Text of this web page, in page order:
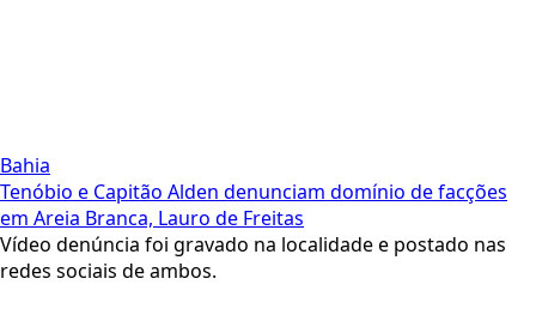
Bahia
Tenóbio e Capitão Alden denunciam domínio de facções
em Areia Branca, Lauro de Freitas
Vídeo denúncia foi gravado na localidade e postado nas
redes sociais de ambos.